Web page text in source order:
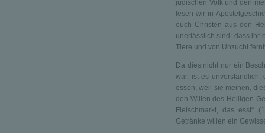
jüdischen Volk und den
lesen wir in
euch Christen aus den
unerlässlich sind: dass ihr
Tiere und von Unzucht
Da dies nicht nur ein
war, ist es
essen, weil sie meinen,
den Willen des Heiligen
Fleischmarkt, das esst“
Getränke willen ein